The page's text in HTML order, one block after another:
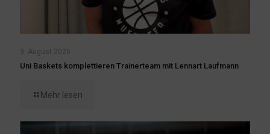
3. August 2026
Uni Baskets komplettieren Trainerteam mit Lennart Laufmann
Mehr lesen